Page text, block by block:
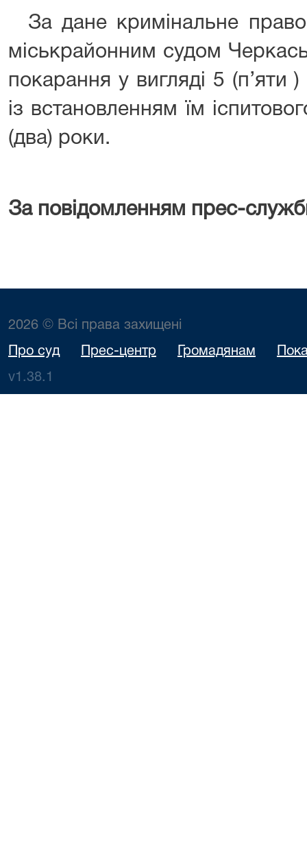
За дане кримінальне
міськрайонним судом
покарання у вигляді 5 (п’яти
із встановленням їм
(два) роки.
За повідомленням прес-
2026 © Всі права захищені
Про суд Прес-центр Громадянам
v1.38.1